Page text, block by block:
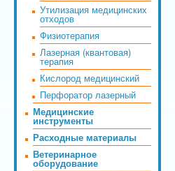
Утилизация медицинских
отходов
Физиотерапия
Лазерная (квантовая)
терапия
Кислород медицинский
Перфоратор лазерный
Медицинские
инструменты
Расходные материалы
Ветеринарное
оборудование